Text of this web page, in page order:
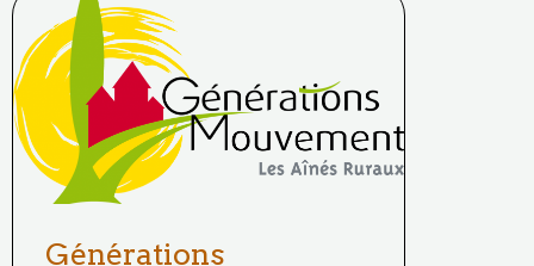
Générations